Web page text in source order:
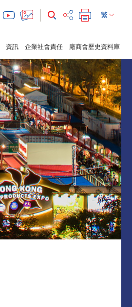
繁
資訊 企業社會責任 廠商會歷史資料庫